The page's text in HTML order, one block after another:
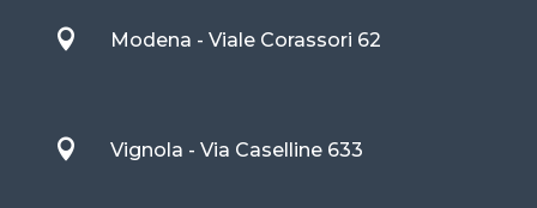
 Modena - Viale Corassori 62
 Vignola - Via Caselline 633